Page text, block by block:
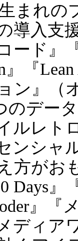
まれ
導入支
ード』
』『
ン』（
のデー
ルレト
ンシャ
方がお
Days
』『
ディア